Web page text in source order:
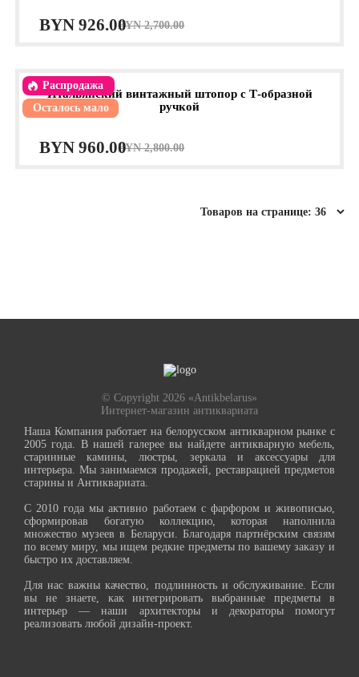
BYN2,700.00
Первоначальная
составляла
BYN 2,700.00.
BYN 926.00Текущая
Распродажа
Осталось мало
Итальянский винтажный штопор с Т-образной
ручкой
BYN2,800.00
Первоначальная
BYN 960.00Текущая
© Copyright 2026 «Antikbelarus»
Интернет-магазин антиквариата
Наша Компания работает на белорусском антикварном рынке с
2005 года. В нашей галерее вы найдете антикварную мебель,
старинные камины, люстры, зеркала и аксессуары для
интерьера. Мы занимаемся продажей, реставрацией предметов
старины и Антиквариата.
С 2010 года мы активно работаем с фарфором и живописью,
сформировав богатую коллекцию, которая наполнила
множество музеев в Беларуси. Благодаря партнёрским связям
по всему миру, мы ищем редкие предметы по вашему заказу и
быстро их доставляем.
Для нас важны качество, подлинность и обслуживание. Если
вы не знаете, как интегрировать выбранные предметы в
интерьер — наши архитекторы и декораторы помогут
реализовать любой дизайн-проект.